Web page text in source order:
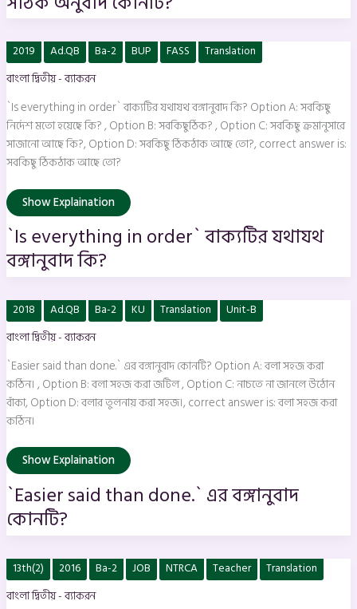
2019 Ad.QB Ba-2 BUP FASS
Translation
বাংলা দ্বিতীয় - ব্যাকরন
`Is everything in order` বাক্যটির যথাযথ বঙ্গানুবাদ কি? Option A: সবকিছু
নির্দেশ মতো হয়েছে কি? , Option B: সবকিছুঠিক? , Option C: সবকিছু ক্রমানুসারে
সাজানো আছে কি?, Option D: সবকিছু ঠিকঠাক আছে তো?, correct answer is:
সবকিছু ঠিকঠাক আছে তো?
`Is
everything
in
order`
যথাযথ
বঙ্গানুবাদ
কি?
Show Explaination
`Is everything in order` বাক্যটির যথাযথ
বঙ্গানুবাদ কি?
2018 Ad.QB Ba-2 KU Translation
Unit-B
বাংলা দ্বিতীয় - ব্যাকরন
`Easier said than done.` এর বঙ্গানুবাদ কোনটি? Option A: বলা সহজ করা
কঠিন। , Option B: বলা সহজ করা জটিল , Option C: নাচতে না জানলে উঠোন
বাঁকা, Option D: বলার তুলনায় করা সহজ।, correct answer is: বলা সহজ করা
কঠিন।
`Easier
said
than
done.`
বঙ্গানুবাদ
কোনটি?
Show Explaination
`Easier said than done.` এর বঙ্গানুবাদ
কোনটি?
13th(2) 2016 Ba-2 JOB NTRCA Teacher
Translation
বাংলা দ্বিতীয় - ব্যাকরন
Patience
has
its
reward